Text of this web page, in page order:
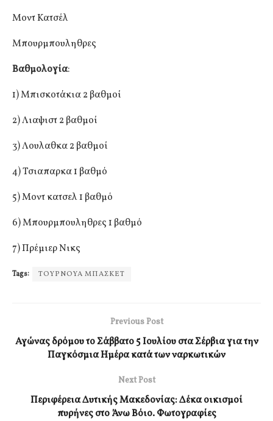
Μοντ Κατσέλ
Μπουρμπουληθρες
Βαθμολογία:
1) Μπισκοτάκια 2 βαθμοί
2) Λιαψιστ 2 βαθμοί
3) Λουλαθκα 2 βαθμοί
4) Τσιαπαρκα 1 βαθμό
5) Μοντ κατσελ 1 βαθμό
6) Μπουρμπουληθρες 1 βαθμό
7) Πρέμιερ Νικς
Tags: ΤΟΥΡΝΟΥΑ ΜΠΑΣΚΕΤ
Previous Post
Αγώνας δρόμου το Σάββατο 5 Ιουλίου στα Σέρβια για την
Παγκόσμια Ημέρα κατά των ναρκωτικών
Next Post
Περιφέρεια Δυτικής Μακεδονίας: Δέκα οικισμοί
πυρήνες στο Άνω Βόιο. Φωτογραφίες